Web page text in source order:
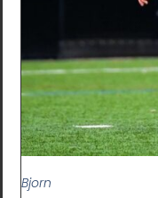
Bjorn